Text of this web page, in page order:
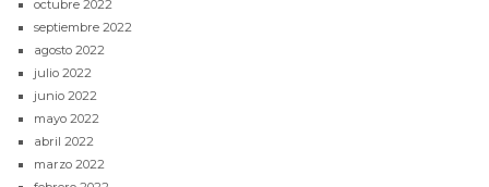
octubre 2022
septiembre 2022
agosto 2022
julio 2022
junio 2022
mayo 2022
abril 2022
marzo 2022